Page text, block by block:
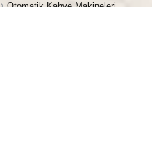
Otomatik Kahve Makineleri